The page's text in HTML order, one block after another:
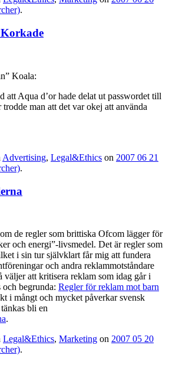
.
Koala:
att Aqua d’or hade delat ut passwordet till
man att det var okej att använda
Advertising, Legal&Ethics on 2007 06 21
.
de regler som brittiska Ofcom lägger för
och energi”-livsmedel. Det är regler som
i sin tur självklart får mig att fundera
och andra reklammotståndare
väljer att kritisera reklam som idag går i
och begrunda: Regler för reklam mot barn
i mångt och mycket påverkar svensk
bli en
.
Legal&Ethics, Marketing on 2007 05 20
.